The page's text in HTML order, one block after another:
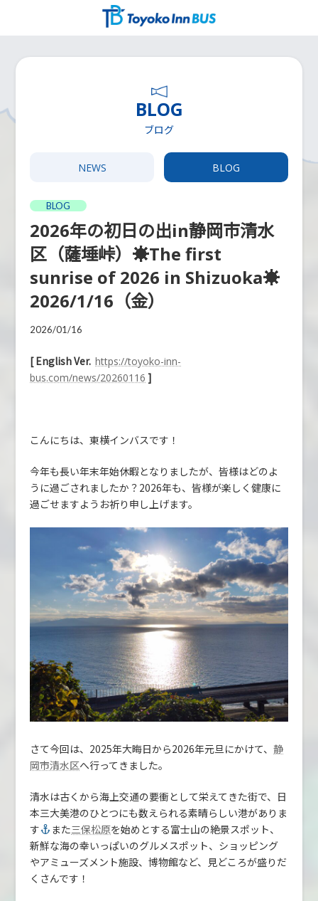
キ
ッ
に
移
BLOG
ブログ
NEWS BLOG
BLOG
2026年の初日の出in静岡市清水
区（薩埵峠）☀The first
sunrise of 2026 in Shizuoka☀
2026/1/16（金）
2026/01/16
[ English Ver.https://toyoko-inn-
bus.com/news/20260116 ]
こんにちは、東横インバスです！
今年も長い年末年始休暇となりましたが、皆様はどのよ
うに過ごされましたか？2026年も、皆様が楽しく健康に
過ごせますようお祈り申し上げます。
さて今回は、2025年大晦日から2026年元旦にかけて、静
岡市清水区へ行ってきました。
清水は古くから海上交通の要衝として栄えてきた街で、日
本三大美港のひとつにも数えられる素晴らしい港がありま
す
また三保松原を始めとする富士山の絶景スポット、
新鮮な海の幸いっぱいのグルメスポット、ショッピング
やアミューズメント施設、博物館など、見どころが盛りだ
くさんです！